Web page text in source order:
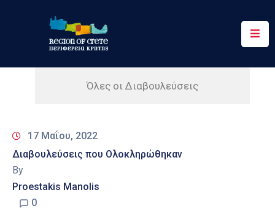
Περιφέρεια
Δράσεις
Ψηφιακές
Υπηρεσίες
Επικοινωνία
Όλες οι Διαβουλεύσεις
17 Μαΐου, 2022
Διαβουλεύσεις που Ολοκληρώθηκαν
By
Proestakis Manolis
0